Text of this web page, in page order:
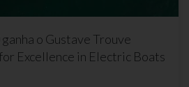
o Gustave Trouve
Excellence in Electric Boats